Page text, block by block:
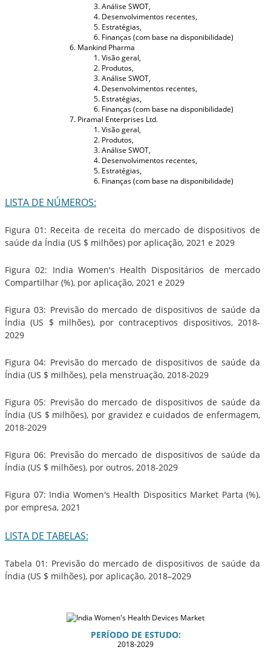
Análise SWOT,
Desenvolvimentos recentes,
Estratégias,
Finanças (com base na disponibilidade)
Mankind Pharma
Visão geral,
Produtos,
Análise SWOT,
Desenvolvimentos recentes,
Estratégias,
Finanças (com base na disponibilidade)
Piramal Enterprises Ltd.
Visão geral,
Produtos,
Análise SWOT,
Desenvolvimentos recentes,
Estratégias,
Finanças (com base na disponibilidade)
LISTA DE NÚMEROS:
Figura 01: Receita de receita do mercado de dispositivos de
saúde da Índia (US $ milhões) por aplicação, 2021 e 2029
Figura 02: India Women's Health Dispositários de mercado
Compartilhar (%), por aplicação, 2021 e 2029
Figura 03: Previsão do mercado de dispositivos de saúde da
Índia (US $ milhões), por contraceptivos dispositivos, 2018-
2029
Figura 04: Previsão do mercado de dispositivos de saúde da
Índia (US $ milhões), pela menstruação, 2018-2029
Figura 05: Previsão do mercado de dispositivos de saúde da
Índia (US $ milhões), por gravidez e cuidados de enfermagem,
2018-2029
Figura 06: Previsão do mercado de dispositivos de saúde da
Índia (US $ milhões), por outros, 2018-2029
Figura 07: India Women's Health Dispositics Market Parta (%),
por empresa, 2021
LISTA DE TABELAS:
Tabela 01: Previsão do mercado de dispositivos de saúde da
Índia (US $ milhões), por aplicação, 2018–2029
PERÍODO DE ESTUDO:
2018-2029